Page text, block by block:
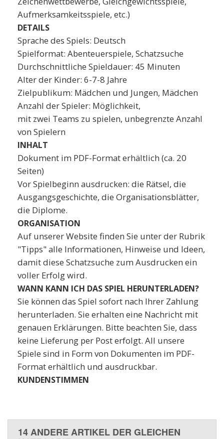
Aufmerksamkeitsspiele, etc.)
DETAILS
Sprache des Spiels: Deutsch
Spielformat: Abenteuerspiele, Schatzsuche
Durchschnittliche Spieldauer: 45 Minuten
Alter der Kinder: 6-7-8 Jahre
Zielpublikum: Mädchen und Jungen, Mädchen
Anzahl der Spieler: Möglichkeit,
mit zwei Teams zu spielen, unbegrenzte Anzahl
von Spielern
INHALT
Dokument im PDF-Format erhältlich (ca. 20
Seiten)
Vor Spielbeginn ausdrucken: die Rätsel, die
Ausgangsgeschichte, die Organisationsblätter,
die Diplome.
ORGANISATION
Auf unserer Website finden Sie unter der Rubrik
"Tipps" alle Informationen, Hinweise und Ideen,
damit diese Schatzsuche zum Ausdrucken ein
voller Erfolg wird.
WANN KANN ICH DAS SPIEL HERUNTERLADEN?
Sie können das Spiel sofort nach Ihrer Zahlung
herunterladen. Sie erhalten eine Nachricht mit
genauen Erklärungen. Bitte beachten Sie, dass
keine Lieferung per Post erfolgt. All unsere
Spiele sind in Form von Dokumenten im PDF-
Format erhältlich und ausdruckbar.
KUNDENSTIMMEN
14 ANDERE ARTIKEL DER GLEICHEN